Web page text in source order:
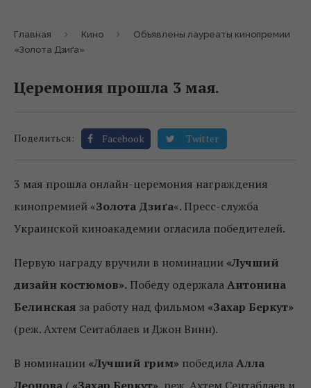
Главная Кино
Объявлены лауреаты кинопремии
«Золота Дзиґа»
Церемония прошла 3 мая.
Поделиться: Facebook Twitter
3 мая прошла онлайн-церемония награждения
кинопремией «Золота Дзиґа«. Пресс-служба
Украинской киноакадемии огласила победителей.
Первую награду вручили в номинации «Лучший
дизайн костюмов». Победу одержалаАнтонина
Белинская за работу над фильмом «Захар Беркут»
(реж. Ахтем Сеитаблаев и Джон Винн).
В номинации «Лучший грим» победилаАлла